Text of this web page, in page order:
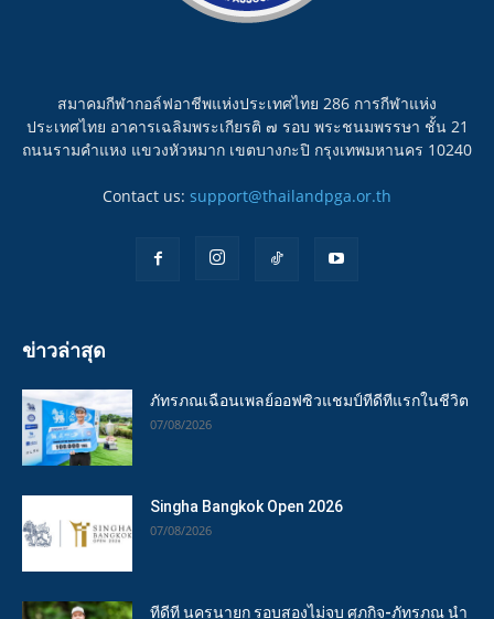
สมาคมกีฬากอล์ฟอาชีพแห่งประเทศไทย 286 การกีฬาแห่ง
ประเทศไทย อาคารเฉลิมพระเกียรติ ๗ รอบ พระชนมพรรษา ชั้น 21
ถนนรามคำแหง แขวงหัวหมาก เขตบางกะปิ กรุงเทพมหานคร 10240
Contact us: support@thailandpga.or.th
ข่าวล่าสุด
ภัทรภณเฉือนเพลย์ออฟซิวแชมป์ทีดีทีแรกในชีวิต
07/08/2026
Singha Bangkok Open 2026
07/08/2026
ทีดีที นครนายก รอบสองไม่จบ ศุภกิจ-ภัทรภณ นำ